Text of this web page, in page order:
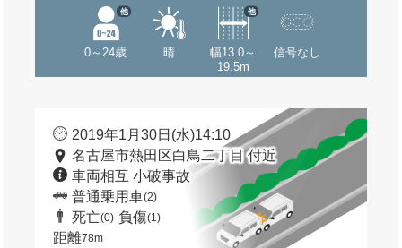
0～24歳
他
晴
幅13.0～
19.5m
他
信号なし
2019年1月30日(水)14:10
名古屋市熱田区白鳥二丁目 付近
車両相互 小破事故
普通乗用車(2)
死亡(0) 負傷(1)
距離78m